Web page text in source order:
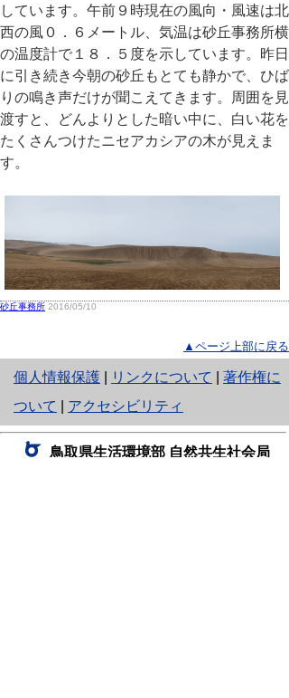
しています。午前９時現在の風向・風速は北
西の風０．６メートル、気温は砂丘事務所横
の温度計で１８．５度を示しています。昨日
に引き続き今朝の砂丘もとても静かで、ひば
りの鳴き声だけが聞こえてきます。周囲を見
渡すと、どんよりとした暗い中に、白い花を
たくさんつけたニセアカシアの木が見えま
す。
砂丘事務所 2016/05/10
▲ページ上部に戻る
個人情報保護
と
り
ネ
リンクについて
著作権に
ついて
アクセシビリティ
鳥取県生活環境部 自然共生社会局